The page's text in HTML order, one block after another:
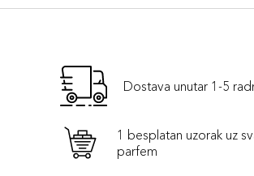
Dostava unutar 1-5
1 besplatan uzorak uz
parfem